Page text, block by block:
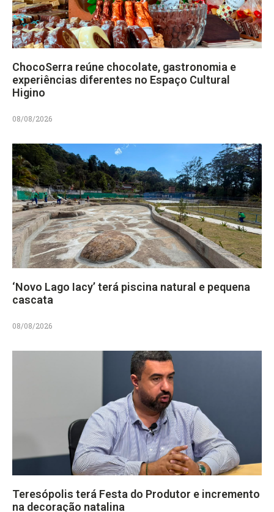
ChocoSerra reúne chocolate, gastronomia e
experiências diferentes no Espaço Cultural
Higino
08/08/2026
‘Novo Lago Iacy’ terá piscina natural e pequena
cascata
08/08/2026
Teresópolis terá Festa do Produtor e incremento
na decoração natalina